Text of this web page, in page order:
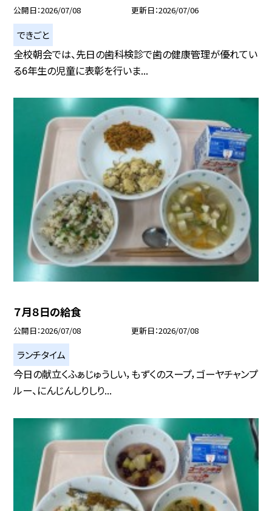
公開日 2026/07/08 更新日 2026/07/06
できごと
全校朝会では、先日の歯科検診で歯の健康管理が優れてい
る6年生の児童に表彰を行いま...
７月８日の給食
公開日 2026/07/08 更新日 2026/07/08
ランチタイム
今日の献立くふぁじゅうしい，もずくのスープ，ゴーヤチャンプ
ルー、にんじんしりしり...